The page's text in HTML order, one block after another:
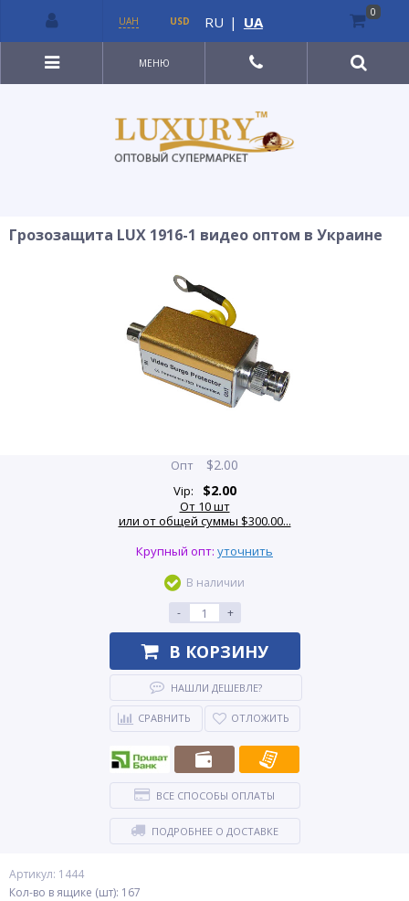
МЕНЮ
Грозозащита LUX 1916-1 видео оптом в Украине
Артикул: 1444
Кол-во в ящике (шт): 167
Опт $2.00
Vip: $2.00
От 10 шт
или от общей суммы $300.00...
Крупный опт: уточнить
В наличии
-
+
В КОРЗИНУ
НАШЛИ ДЕШЕВЛЕ?
СРАВНИТЬ ОТЛОЖИТЬ
ВСЕ СПОСОБЫ ОПЛАТЫ
ПОДРОБНЕЕ О ДОСТАВКЕ
UAH USD RU | UA
0